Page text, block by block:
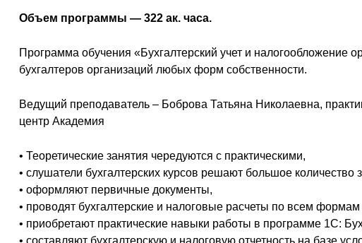
Объем программы — 322 ак. часа.
Программа обучения «Бухгалтерский учет и налогообложение
бухгалтеров организаций любых форм собственности.
Ведущий преподаватель – Боброва Татьяна Николаевна,
центр Академия
• Теоретические занятия чередуются с практическими,
• слушатели бухгалтерских курсов решают большое
• оформляют первичные документы,
• проводят бухгалтерские и налоговые расчеты по всем формам
• приобретают практические навыки работы в программе 1С:
• составляют бухгалтерскую и налоговую отчетность на базе